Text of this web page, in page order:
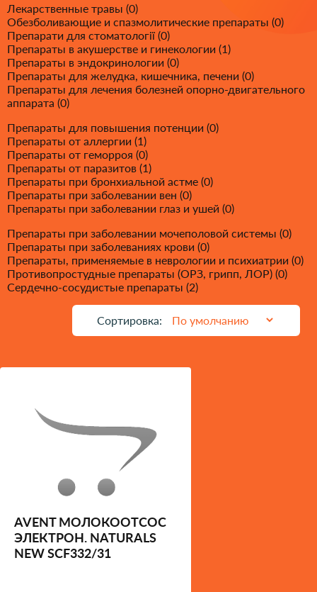
Лекарственные травы (0)
Обезболивающие и спазмолитические препараты (0)
Препарати для стоматології (0)
Препараты в акушерстве и гинекологии (1)
Препараты в эндокринологии (0)
Препараты для желудка, кишечника, печени (0)
Препараты для лечения болезней опорно-двигательного
аппарата (0)
Препараты для повышения потенции (0)
Препараты от аллергии (1)
Препараты от геморроя (0)
Препараты от паразитов (1)
Препараты при бронхиальной астме (0)
Препараты при заболевании вен (0)
Препараты при заболевании глаз и ушей (0)
Препараты при заболевании мочеполовой системы (0)
Препараты при заболеваниях крови (0)
Препараты, применяемые в неврологии и психиатрии (0)
Противопростудные препараты (ОРЗ, грипп, ЛОР) (0)
Сердечно-сосудистые препараты (2)
Сортировка:
AVENT МОЛОКООТСОС
ЭЛЕКТРОН. NATURALS
NEW SCF332/31